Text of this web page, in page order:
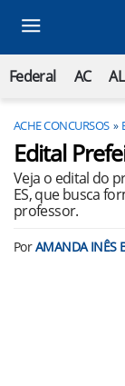
Federal AC AL
ACHE CONCURSOS
Edital
Veja o edital do
ES, que busca
professor.
PorAMANDA INÊS